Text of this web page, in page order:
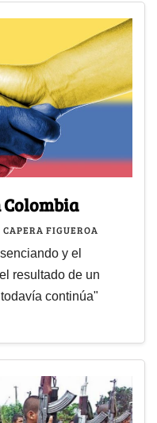
Colombia
FIGUEROA
y el
resultado de un
continúa"